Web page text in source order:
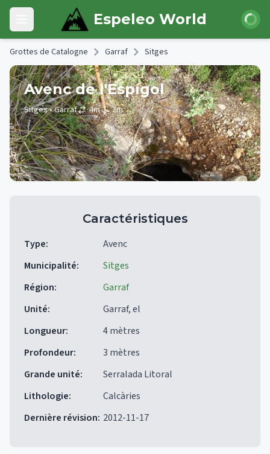
Skip to main content
Open main menu Espeleo World
Grottes de Catalogne Garraf Sitges
Avenc de l'Espígol
Sitges• Garraf 4m 3m
Caractéristiques
Type:
Avenc
Municipalité:
Sitges
Région:
Garraf
Unité:
Garraf, el
Longueur:
4 mètres
Profondeur:
3 mètres
Grande unité:
Serralada Litoral
Lithologie:
Calcàries
Dernière révision: 2012-11-17